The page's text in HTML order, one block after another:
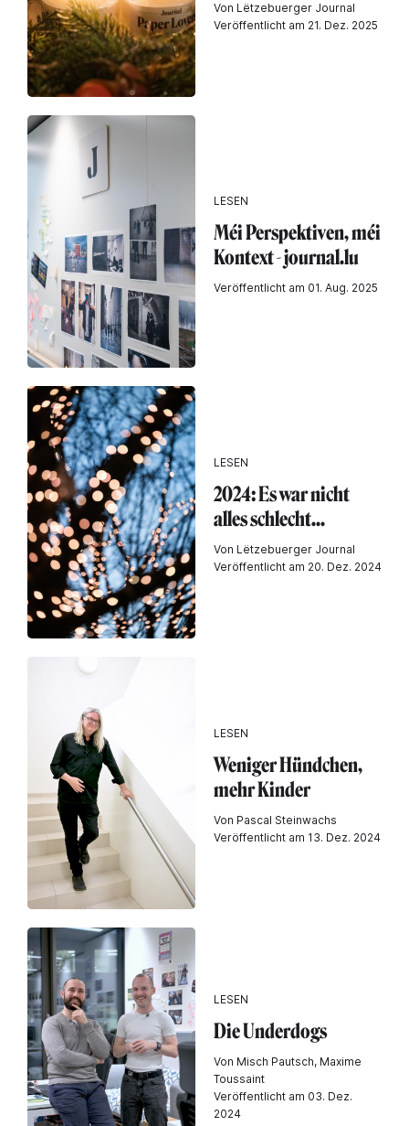
Von Lëtzebuerger Journal
Veröffentlicht am 21. Dez. 2025
LESEN
Méi Perspektiven, méi
Kontext - journal.lu
Veröffentlicht am 01. Aug. 2025
LESEN
2024: Es war nicht
alles schlecht...
Von Lëtzebuerger Journal
Veröffentlicht am 20. Dez. 2024
LESEN
Weniger Hündchen,
mehr Kinder
Von Pascal Steinwachs
Veröffentlicht am 13. Dez. 2024
LESEN
Die Underdogs
Von Misch Pautsch, Maxime
Toussaint
Veröffentlicht am 03. Dez.
2024